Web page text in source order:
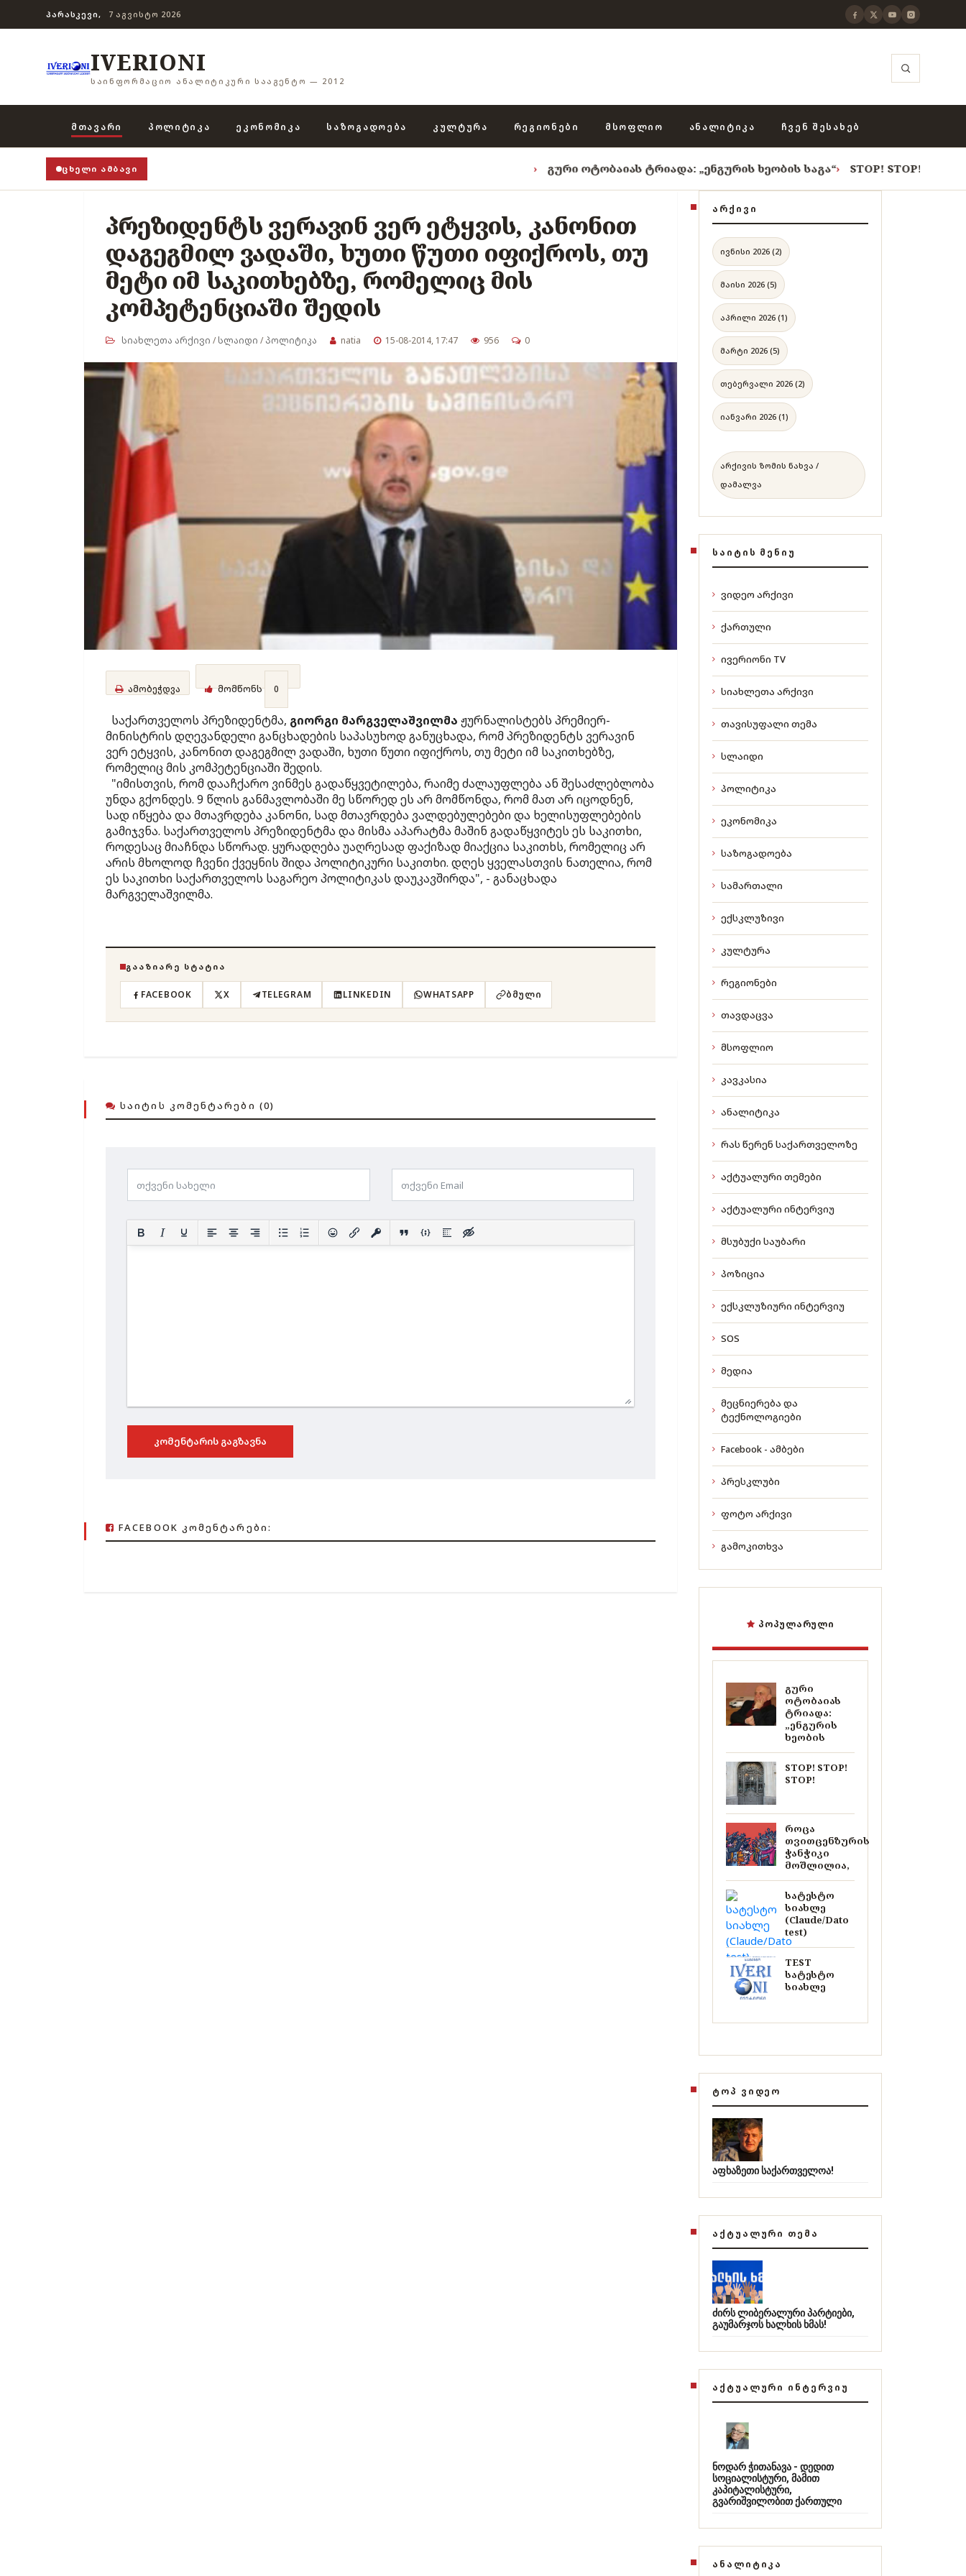
ᲞᲐᲠᲐᲡᲙᲔᲕᲘ, 7 ᲐᲒᲕᲘᲡᲢᲝ 2026
IVERIONI
ᲡᲐᲘᲜᲤᲝᲠᲛᲐᲪᲘᲝ ᲐᲜᲐᲚᲘᲢᲘᲙᲣᲠᲘ ᲡᲐᲐᲒᲔᲜᲢᲝ — 2012
ᲛᲗᲐᲕᲐᲠᲘ ᲞᲝᲚᲘᲢᲘᲙᲐ ᲔᲙᲝᲜᲝᲛᲘᲙᲐ ᲡᲐᲖᲝᲒᲐᲓᲝᲔᲑᲐ ᲙᲣᲚᲢᲣᲠᲐ ᲠᲔᲒᲘᲝᲜᲔᲑᲘ ᲛᲡᲝᲤᲚᲘᲝ ᲐᲜᲐᲚᲘᲢᲘᲙᲐ ᲩᲕᲔᲜ ᲨᲔᲡᲐᲮᲔᲑ
ᲪᲮᲔᲚᲘ ᲐᲛᲑᲐᲕᲘ გური ოტობაიას ტრიადა: „ენგურის ხეობის საგა“› STOP! STOP! STOP! › როცა
პრეზიდენტს ვერავინ ვერ ეტყვის, კანონით
დაგეგმილ ვადაში, ხუთი წუთი იფიქროს, თუ
მეტი იმ საკითხებზე, რომელიც მის
კომპეტენციაში შედის
სიახლეთა არქივი /სლაიდი /პოლიტიკა natia 15-08-2014, 17:47 956 0
ამობეჭდვა მომწონს 0
საქართველოს პრეზიდენტმა, გიორგი მარგველაშვილმა ჟურნალისტებს პრემიერ-
მინისტრის დღევანდელი განცხადების საპასუხოდ განუცხადა, რომ პრეზიდენტს ვერავინ
ვერ ეტყვის, კანონით დაგეგმილ ვადაში, ხუთი წუთი იფიქროს, თუ მეტი იმ საკითხებზე,
რომელიც მის კომპეტენციაში შედის.
"იმისთვის, რომ დააჩქარო ვინმეს გადაწყვეტილება, რაიმე ძალაუფლება ან შესაძლებლობა
უნდა გქონდეს. 9 წლის განმავლობაში მე სწორედ ეს არ მომწონდა, რომ მათ არ იცოდნენ,
სად იწყება და მთავრდება კანონი, სად მთავრდება ვალდებულებები და ხელისუფლებების
გამიჯვნა. საქართველოს პრეზიდენტმა და მისმა აპარატმა მაშინ გადაწყვიტეს ეს საკითხი,
როდესაც მიაჩნდა სწორად. ყურადღება უაღრესად ფაქიზად მიაქცია საკითხს, რომელიც არ
არის მხოლოდ ჩვენი ქვეყნის შიდა პოლიტიკური საკითხი. დღეს ყველასთვის ნათელია, რომ
ეს საკითხი საქართველოს საგარეო პოლიტიკას დაუკავშირდა", - განაცხადა
მარგველაშვილმა.
ᲒᲐᲐᲖᲘᲐᲠᲔ ᲡᲢᲐᲢᲘᲐ
FACEBOOK X TELEGRAM LINKEDIN WHATSAPP ᲑᲛᲣᲚᲘ
ᲡᲐᲘᲢᲘᲡ ᲙᲝᲛᲔᲜᲢᲐᲠᲔᲑᲘ (0)
ᲙᲝᲛᲔᲜᲢᲐᲠᲘᲡ ᲒᲐᲒᲖᲐᲕᲜᲐ
FACEBOOK ᲙᲝᲛᲔᲜᲢᲐᲠᲔᲑᲘ:
ᲐᲠᲥᲘᲕᲘ
ივნისი 2026 (2)
მაისი 2026 (5)
აპრილი 2026 (1)
მარტი 2026 (5)
თებერვალი 2026 (2)
იანვარი 2026 (1)
არქივის ზომის ნახვა /
დამალვა
ᲡᲐᲘᲢᲘᲡ ᲛᲔᲜᲘᲣ
ვიდეო არქივი
ქართული
ივერიონი TV
სიახლეთა არქივი
თავისუფალი თემა
სლაიდი
პოლიტიკა
ეკონომიკა
საზოგადოება
სამართალი
ექსკლუზივი
კულტურა
რეგიონები
თავდაცვა
მსოფლიო
კავკასია
ანალიტიკა
რას წერენ საქართველოზე
აქტუალური თემები
აქტუალური ინტერვიუ
მსუბუქი საუბარი
პოზიცია
ექსკლუზიური ინტერვიუ
SOS
მედია
მეცნიერება და
ტექნოლოგიები
Facebook - ამბები
პრესკლუბი
ფოტო არქივი
გამოკითხვა
ᲞᲝᲞᲣᲚᲐᲠᲣᲚᲘ
გური
ოტობაიას
ტრიადა:
„ენგურის
ხეობის
STOP! STOP!
STOP!
როცა
თვითცენზურის
ჭანჭიკი
მოშლილია,
სატესტო
სიახლე
(Claude/Dato
test)
TEST
სატესტო
სიახლე
ᲢᲝᲞ ᲕᲘᲓᲔᲝ
აფხაზეთი საქართველოა!
ᲐᲥᲢᲣᲐᲚᲣᲠᲘ ᲗᲔᲛᲐ
ძირს ლიბერალური პარტიები,
გაუმარჯოს ხალხის ხმას!
ᲐᲥᲢᲣᲐᲚᲣᲠᲘ ᲘᲜᲢᲔᲠᲕᲘᲣ
ნოდარ ჭითანავა - დედით
სოციალისტური, მამით
კაპიტალისტური,
გვარიშვილობით ქართული
ᲐᲜᲐᲚᲘᲢᲘᲙᲐ